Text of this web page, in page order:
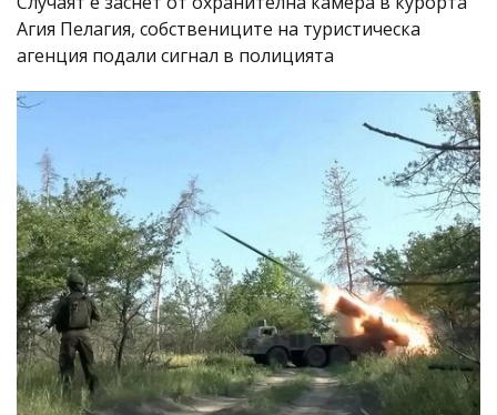
Агия Пелагия, собствениците на туристическа
агенция подали сигнал в полицията